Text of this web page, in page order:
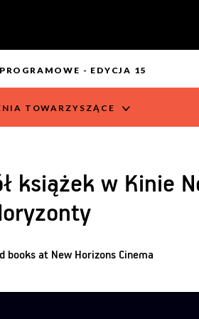
- EDYCJA 15
TOWARZYSZĄCE
książek w Kinie
books at New Horizons Cinema